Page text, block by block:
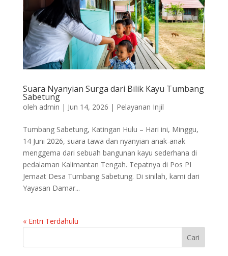
Suara Nyanyian Surga dari Bilik Kayu Tumbang
Sabetung
oleh admin | Jun 14, 2026 | Pelayanan Injil
Tumbang Sabetung, Katingan Hulu – Hari ini, Minggu,
14 Juni 2026, suara tawa dan nyanyian anak-anak
menggema dari sebuah bangunan kayu sederhana di
pedalaman Kalimantan Tengah. Tepatnya di Pos PI
Jemaat Desa Tumbang Sabetung. Di sinilah, kami dari
Yayasan Damar...
« Entri Terdahulu
Cari